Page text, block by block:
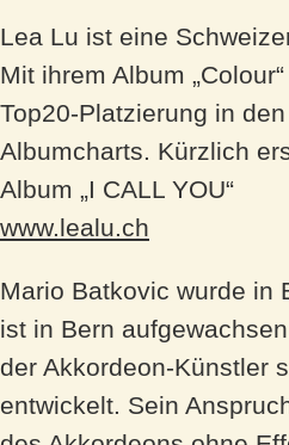
Lea Lu ist eine
Mit ihrem Album
Top20-Platzierung in
Albumcharts. Kürzlich
Album „I CALL YOU“
www.lealu.ch
Mario Batkovic wurde in
ist in Bern
der Akkordeon-Künstler
entwickelt. Sein